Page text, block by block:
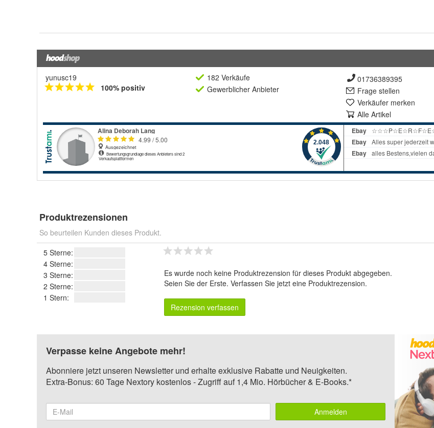
yunusc19
100% positiv
182 Verkäufe
Gewerblicher Anbieter
01736389395
Frage stellen
Verkäufer merken
Alle Artikel
Produktrezensionen
So beurteilen Kunden dieses Produkt.
5 Sterne:
4 Sterne:
3 Sterne:
2 Sterne:
1 Stern:
Es wurde noch keine Produktrezension für dieses Produkt abgegeben.
Seien Sie der Erste. Verfassen Sie jetzt eine Produktrezension.
Rezension verfassen
Verpasse keine Angebote mehr!
Abonniere jetzt unseren Newsletter und erhalte exklusive Rabatte und Neuigkeiten.
Extra-Bonus: 60 Tage Nextory kostenlos - Zugriff auf 1,4 Mio. Hörbücher & E-Books.*
Anmelden